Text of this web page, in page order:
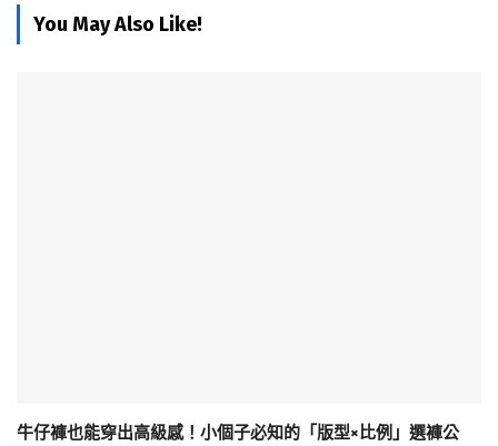
You May Also Like!
牛仔褲也能穿出高級感！小個子必知的「版型×比例」選褲公